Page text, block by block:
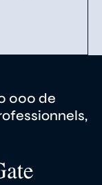
000 de